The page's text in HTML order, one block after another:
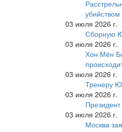
убийством
03 июля 2026 г.
Сборную
03 июля 2026 г.
Хон Мён
03 июля 2026 г.
Тренеру
03 июля 2026 г.
03 июля 2026 г.
Москва